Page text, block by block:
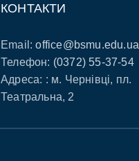
КОНТАКТИ
Email:office@bsmu.edu.ua
Телефон: (0372) 55-37-54
Адреса: : м. Чернівці, пл.
Театральна, 2